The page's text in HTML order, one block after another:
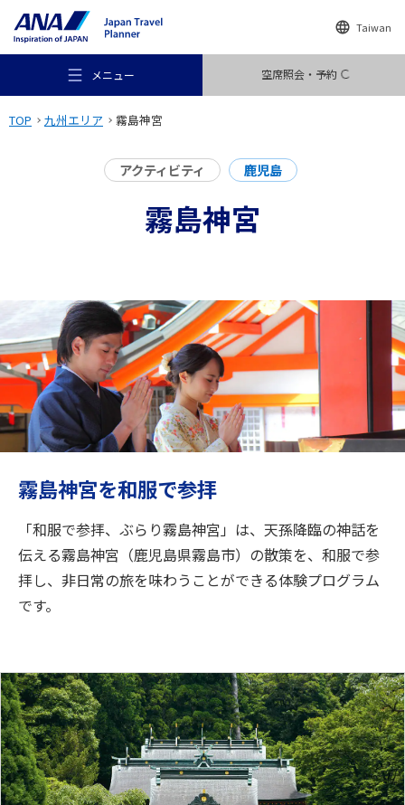
Taiwan
メニュー 空席照会・予約
行き先
旅のお役立ち情報
閉じる
TOP 九州エリア 霧島神宮
アクティビティ 鹿児島
霧島神宮
霧島神宮を和服で参拝
「和服で参拝、ぶらり霧島神宮」は、天孫降臨の神話を
伝える霧島神宮（鹿児島県霧島市）の散策を、和服で参
拝し、非日常の旅を味わうことができる体験プログラム
です。